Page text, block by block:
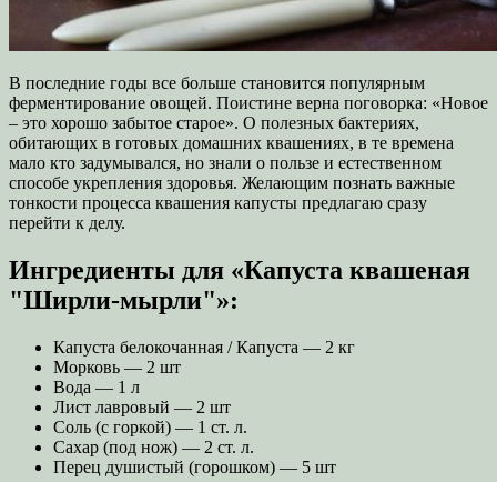
В последние годы все больше становится популярным
ферментирование овощей. Поистине верна поговорка: «Новое
– это хорошо забытое старое». О полезных бактериях,
обитающих в готовых домашних квашениях, в те времена
мало кто задумывался, но знали о пользе и естественном
способе укрепления здоровья. Желающим познать важные
тонкости процесса квашения капусты предлагаю сразу
перейти к делу.
Ингредиенты для «Капуста квашеная
"Ширли-мырли"»:
Капуста белокочанная / Капустa — 2 кг
Морковь — 2 шт
Вода — 1 л
Лист лавровый — 2 шт
Соль (с горкой) — 1 ст. л.
Сахар (под нож) — 2 ст. л.
Перец душистый (горошком) — 5 шт